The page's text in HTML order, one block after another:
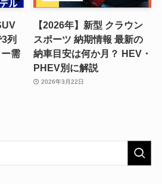
列
需
【2026年】新型 クラウン
スポーツ 納期情報 最新の
納車目安は何か月？ HEV・
PHEV別に解説
2026年3月22日